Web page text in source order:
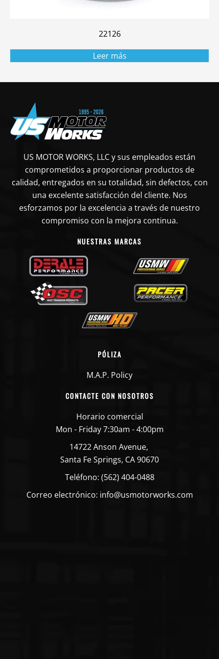
22126
Leer más
US MOTOR WORKS, LLC y sus empleados están
comprometidos a proporcionar productos de
calidad, entregados en su totalidad, sin defectos, con
una excelente satisfacción del cliente. Nos
esforzamos por la excelencia a través de nuestro
compromiso con la mejora continua.
NUESTRAS MARCAS
PÓLIZA
M.A.P. Policy
CONTACTE CON NOSOTROS
Horario comercial
Mon - Friday 7:30am - 4:00pm
14722 Anson Avenue,
Santa Fe Springs, CA 90670
Teléfono: (562) 404-0488
Correo electrónico: info@usmotorworks.com